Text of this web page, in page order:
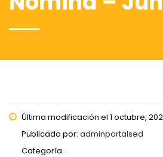
Última modificación el 1 octubre,
Publicado por: adminportalsed
Categoría: